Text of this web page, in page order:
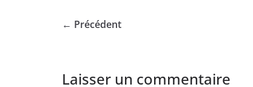
← Précédent
Laisser un commentaire